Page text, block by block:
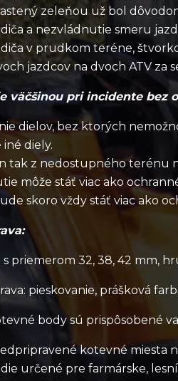
zeleňou už bol
a nezvládnutie smeru
v prudkom teréne,
jazdcov na dvoch ATV
väčšinou pri incidente bez
dielov, bez ktorých
diely.
tak z nedostupného terénu
môže stáť viac ako
skoro vždy stáť viac ako
priemerom 32, 38, 42 mm,
pieskovanie, prášková
body sú prispôsobené
kotevné miesta
určené pre farmárske,